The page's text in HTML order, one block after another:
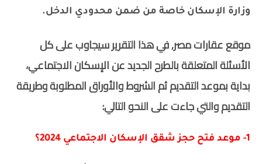
وزارة الإسكان خاصة من ضمن محدودي الدخل.
موقع عقارات مصر, في هذا التقرير سيجاوب على كل
الأسئلة المتعلقة بالطرح الجديد عن الإسكان الاجتماعي،
بداية بموعد التقديم ثم الشروط والأوراق المطلوبة وطريقة
التقديم والتي جاءت على النحو التالي:
1- موعد فتح حجز شقق الإسكان الاجتماعي 2024؟